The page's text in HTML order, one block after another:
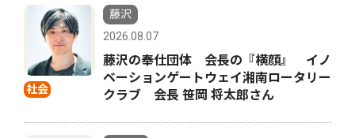
社会
藤沢
2026.08.07
藤沢の奉仕団体 会長の『横顔』 イノ
ベーションゲートウェイ湘南ロータリー
クラブ 会長 笹岡 将太郎さん